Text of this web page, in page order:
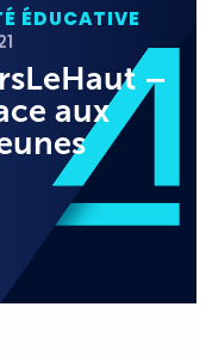
ÉDUCATIVE
–
aux